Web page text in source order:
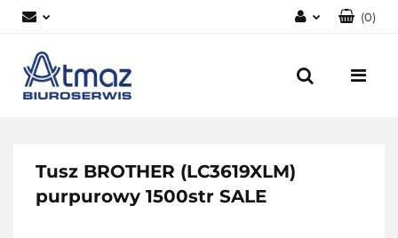
Zarejestruj się
(0)
Tusz BROTHER (LC3619XLM)
purpurowy 1500str SALE